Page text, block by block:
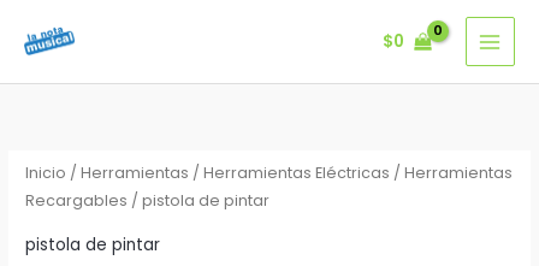
$0
Inicio /Herramientas /Herramientas Eléctricas /Herramientas
Recargables / pistola de pintar
pistola de pintar